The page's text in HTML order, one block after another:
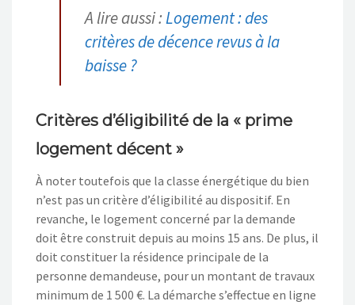
A lire aussi :Logement : des
critères de décence revus à la
baisse ?
Critères d’éligibilité de la « prime
logement décent »
À noter toutefois que la classe énergétique du bien
n’est pas un critère d’éligibilité au dispositif. En
revanche, le logement concerné par la demande
doit être construit depuis au moins 15 ans. De plus, il
doit constituer la résidence principale de la
personne demandeuse, pour un montant de travaux
minimum de 1 500 €. La démarche s’effectue en ligne